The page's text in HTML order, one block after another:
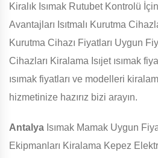
Kiralık Isımak Rutubet Kontrolü
Avantajları Isıtmalı Kurutma
Kurutma Cihazı Fiyatları Uygun
Cihazları Kiralama Isıjet ısımak
ısımak fiyatları ve modelleri
hizmetinize hazırız bizi arayın.
Antalya Isımak Mamak Uygun
Ekipmanları Kiralama Kepez